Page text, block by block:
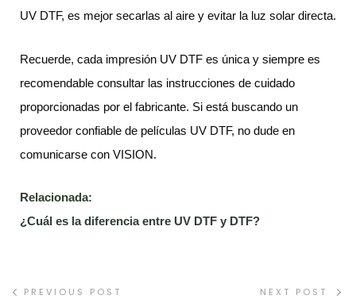
UV DTF, es mejor secarlas al aire y evitar la luz solar directa.
Recuerde, cada impresión UV DTF es única y siempre es
recomendable consultar las instrucciones de cuidado
proporcionadas por el fabricante. Si está buscando un
proveedor confiable de películas UV DTF, no dude en
comunicarse con VISION.
Relacionada:
¿Cuál es la diferencia entre UV DTF y DTF?
PREVIOUS POST NEXT POST